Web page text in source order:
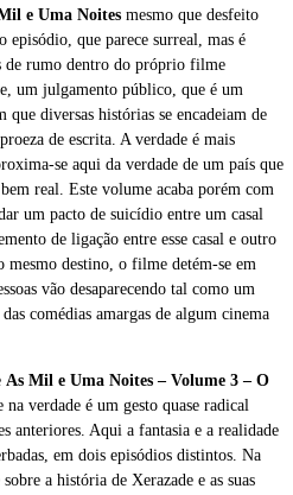
e Uma Noites mesmo que desfeito
episódio, que parece surreal, mas é
de rumo dentro do próprio filme
um julgamento público, que é um
diversas histórias se encadeiam de
de escrita. A verdade é mais
se aqui da verdade de um país que
real. Este volume acaba porém com
um pacto de suicídio entre um casal
de ligação entre esse casal e outro
mesmo destino, o filme detém-se em
vão desaparecendo tal como um
comédias amargas de algum cinema
As Mil e Uma Noites – Volume 3 – O
verdade é um gesto quase radical
anteriores. Aqui a fantasia e a realidade
em dois episódios distintos. Na
a história de Xerazade e as suas